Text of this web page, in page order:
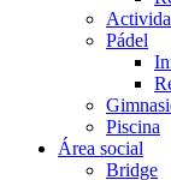
Pádel
Piscina
Área social
Bridge